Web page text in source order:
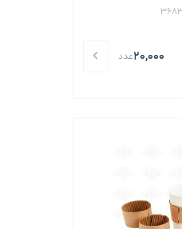
20,000عدد